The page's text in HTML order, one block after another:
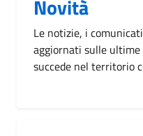
Novità
Le notizie, i
aggiornati sulle
succede nel territorio